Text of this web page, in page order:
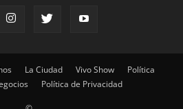
La Ciudad Vivo Show
Política
Política de Privacidad